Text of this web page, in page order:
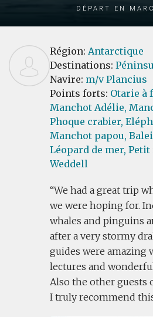
Départ en
Région: Antarctique
Destinations:
Navire: m/v Plancius
Points forts: Otarie à
Manchot Adélie,
Phoque crabier,
Manchot papou,
Léopard de mer, Petit
Weddell
We had a great trip
we were hoping for.
whales and pinguins
after a very stormy
guides were
lectures and
Also the other guests
I truly recommend